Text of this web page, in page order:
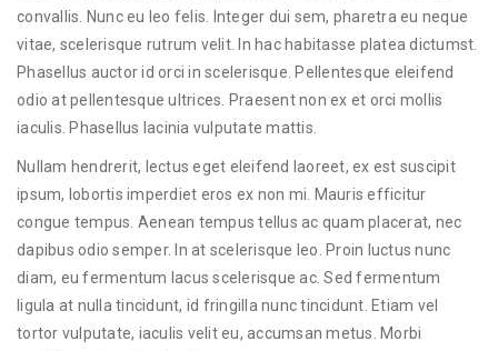
convallis. Nunc eu leo felis. Integer dui sem, pharetra eu neque
vitae, scelerisque rutrum velit. In hac habitasse platea dictumst.
Phasellus auctor id orci in scelerisque. Pellentesque eleifend
odio at pellentesque ultrices. Praesent non ex et orci mollis
iaculis. Phasellus lacinia vulputate mattis.
Nullam hendrerit, lectus eget eleifend laoreet, ex est suscipit
ipsum, lobortis imperdiet eros ex non mi. Mauris efficitur
congue tempus. Aenean tempus tellus ac quam placerat, nec
dapibus odio semper. In at scelerisque leo. Proin luctus nunc
diam, eu fermentum lacus scelerisque ac. Sed fermentum
ligula at nulla tincidunt, id fringilla nunc tincidunt. Etiam vel
tortor vulputate, iaculis velit eu, accumsan metus. Morbi